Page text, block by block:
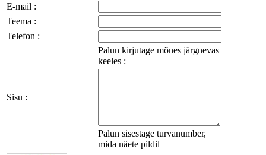
E-mail :
Teema :
Telefon :
Palun kirjutage mõnes järgnevas
keeles :
Sisu :
Palun sisestage turvanumber,
mida näete pildil